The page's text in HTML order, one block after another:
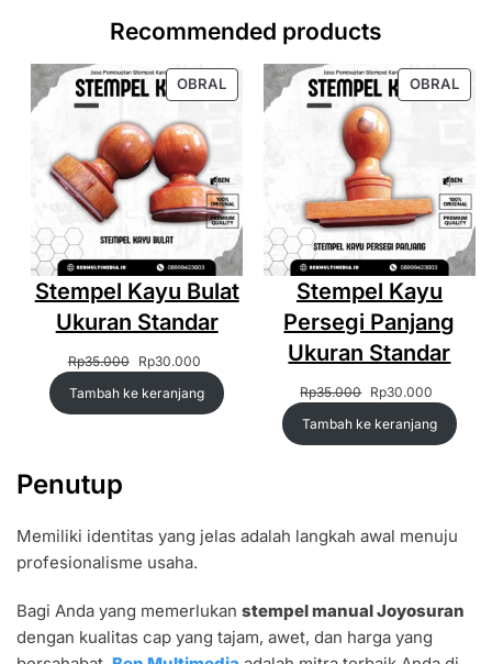
Recommended products
OBRALPRODUK
DENGAN
Stempel Kayu Bulat
Ukuran Standar
Rp35.000
Harga
adalah:
Rp30.000
saat
Tambah ke keranjang
OBRAL
Stempel Kayu
Persegi Panjang
Ukuran Standar
Rp35.000 Harga
adalah:
Rp30.000
saat
Tambah ke keranjang
Penutup
Memiliki identitas yang jelas adalah langkah awal menuju
profesionalisme usaha.
Bagi Anda yang memerlukan stempel manual Joyosuran
dengan kualitas cap yang tajam, awet, dan harga yang